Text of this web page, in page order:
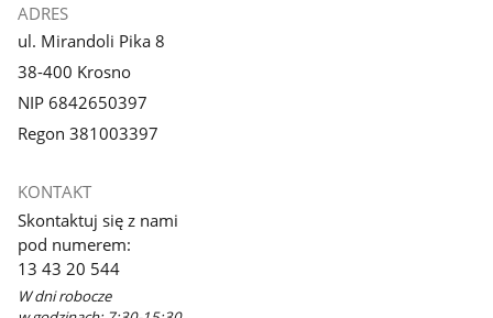
ADRES
ul. Mirandoli Pika 8
38-400 Krosno
NIP 6842650397
Regon 381003397
KONTAKT
Skontaktuj się z nami
pod numerem:
13 43 20 544
W dni robocze